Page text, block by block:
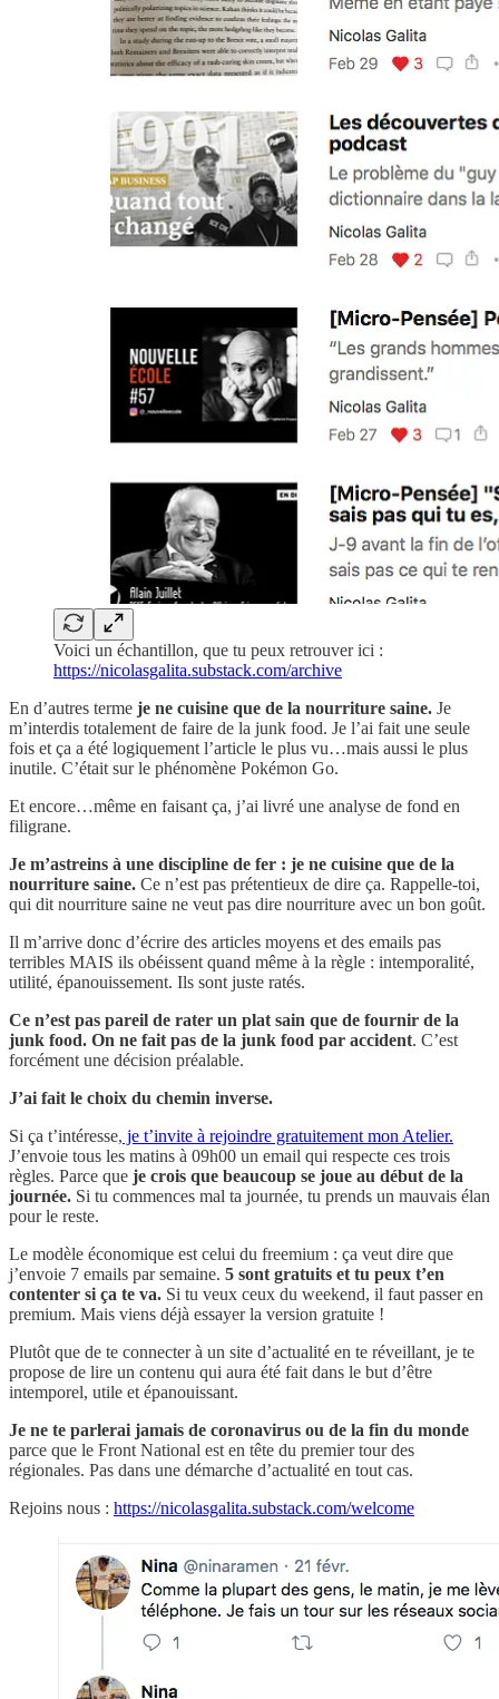
Voici un échantillon, que tu peux retrouver ici :
https://nicolasgalita.substack.com/archive
En d’autres terme je ne cuisine que de la nourriture saine. Je
m’interdis totalement de faire de la junk food. Je l’ai fait une seule
fois et ça a été logiquement l’article le plus vu…mais aussi le plus
inutile. C’était sur le phénomène Pokémon Go.
Et encore…même en faisant ça, j’ai livré une analyse de fond en
filigrane.
Je m’astreins à une discipline de fer : je ne cuisine que de la
nourriture saine. Ce n’est pas prétentieux de dire ça. Rappelle-toi,
qui dit nourriture saine ne veut pas dire nourriture avec un bon goût.
Il m’arrive donc d’écrire des articles moyens et des emails pas
terribles MAIS ils obéissent quand même à la règle : intemporalité,
utilité, épanouissement. Ils sont juste ratés.
Ce n’est pas pareil de rater un plat sain que de fournir de la
junk food. On ne fait pas de la junk food par accident. C’est
forcément une décision préalable.
J’ai fait le choix du chemin inverse.
Si ça t’intéresse, je t’invite à rejoindre gratuitement mon Atelier.
J’envoie tous les matins à 09h00 un email qui respecte ces trois
règles. Parce que je crois que beaucoup se joue au début de la
journée. Si tu commences mal ta journée, tu prends un mauvais élan
pour le reste.
Le modèle économique est celui du freemium : ça veut dire que
j’envoie 7 emails par semaine. 5 sont gratuits et tu peux t’en
contenter si ça te va. Si tu veux ceux du weekend, il faut passer en
premium. Mais viens déjà essayer la version gratuite !
Plutôt que de te connecter à un site d’actualité en te réveillant, je te
propose de lire un contenu qui aura été fait dans le but d’être
intemporel, utile et épanouissant.
Je ne te parlerai jamais de coronavirus ou de la fin du monde
parce que le Front National est en tête du premier tour des
régionales. Pas dans une démarche d’actualité en tout cas.
Rejoins nous : https://nicolasgalita.substack.com/welcome